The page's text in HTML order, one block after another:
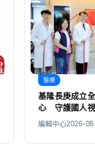
醫療
基隆長庚成立
心 守護國人
編輯中心2026-